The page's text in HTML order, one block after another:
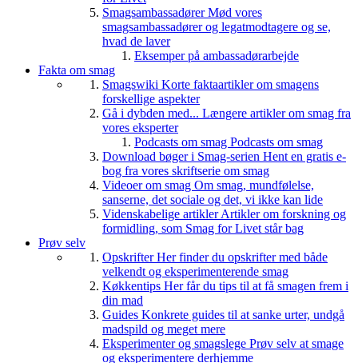
SmagsambassadørerMød vores
smagsambassadører og legatmodtagere og se,
hvad de laver
Eksemper på ambassadørarbejde
Fakta om smag
Smagswiki Korte faktaartikler om smagens
forskellige aspekter
Gå i dybden med... Længere artikler om smag fra
vores eksperter
Podcasts om smag Podcasts om smag
Download bøger i Smag-serien Hent en gratis e-
bog fra vores skriftserie om smag
Videoer om smag Om smag, mundfølelse,
sanserne, det sociale og det, vi ikke kan lide
Videnskabelige artiklerArtikler om forskning og
formidling, som Smag for Livet står bag
Prøv selv
OpskrifterHer finder du opskrifter med både
velkendt og eksperimenterende smag
Køkkentips Her får du tips til at få smagen frem i
din mad
Guides Konkrete guides til at sanke urter, undgå
madspild og meget mere
Eksperimenter og smagslege Prøv selv at smage
og eksperimentere derhjemme